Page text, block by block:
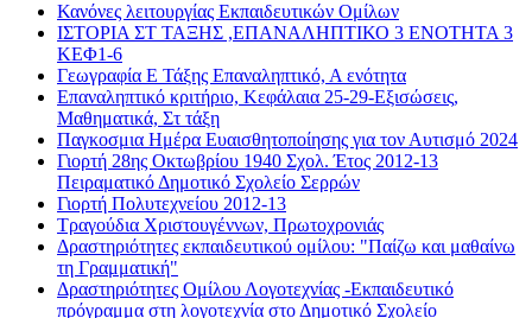
Κανόνες λειτουργίας Εκπαιδευτικών Ομίλων
ΙΣΤΟΡΙΑ ΣΤ ΤΑΞΗΣ ,ΕΠΑΝΑΛΗΠΤΙΚΟ 3 ΕΝΟΤΗΤΑ 3
ΚΕΦ1-6
Γεωγραφία Ε Τάξης Επαναληπτικό, Α ενότητα
Επαναληπτικό κριτήριο, Κεφάλαια 25-29-Εξισώσεις,
Μαθηματικά, Στ τάξη
Παγκοσμια Ημέρα Ευαισθητοποίησης για τον Αυτισμό 2024
Γιορτή 28ης Οκτωβρίου 1940 Σχολ. Έτος 2012-13
Πειραματικό Δημοτικό Σχολείο Σερρών
Γιορτή Πολυτεχνείου 2012-13
Τραγούδια Χριστουγέννων, Πρωτοχρονιάς
Δραστηριότητες εκπαιδευτικού ομίλου: "Παίζω και μαθαίνω
τη Γραμματική"
Δραστηριότητες Ομίλου Λογοτεχνίας -Εκπαιδευτικό
πρόγραμμα στη λογοτεχνία στο Δημοτικό Σχολείο